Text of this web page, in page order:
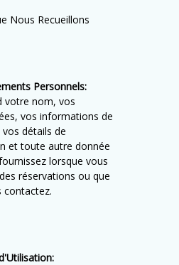
Nous Recueillons
Personnels:
votre nom, vos
vos informations de
détails de
et toute autre donnée
lorsque vous
réservations ou que
contactez.